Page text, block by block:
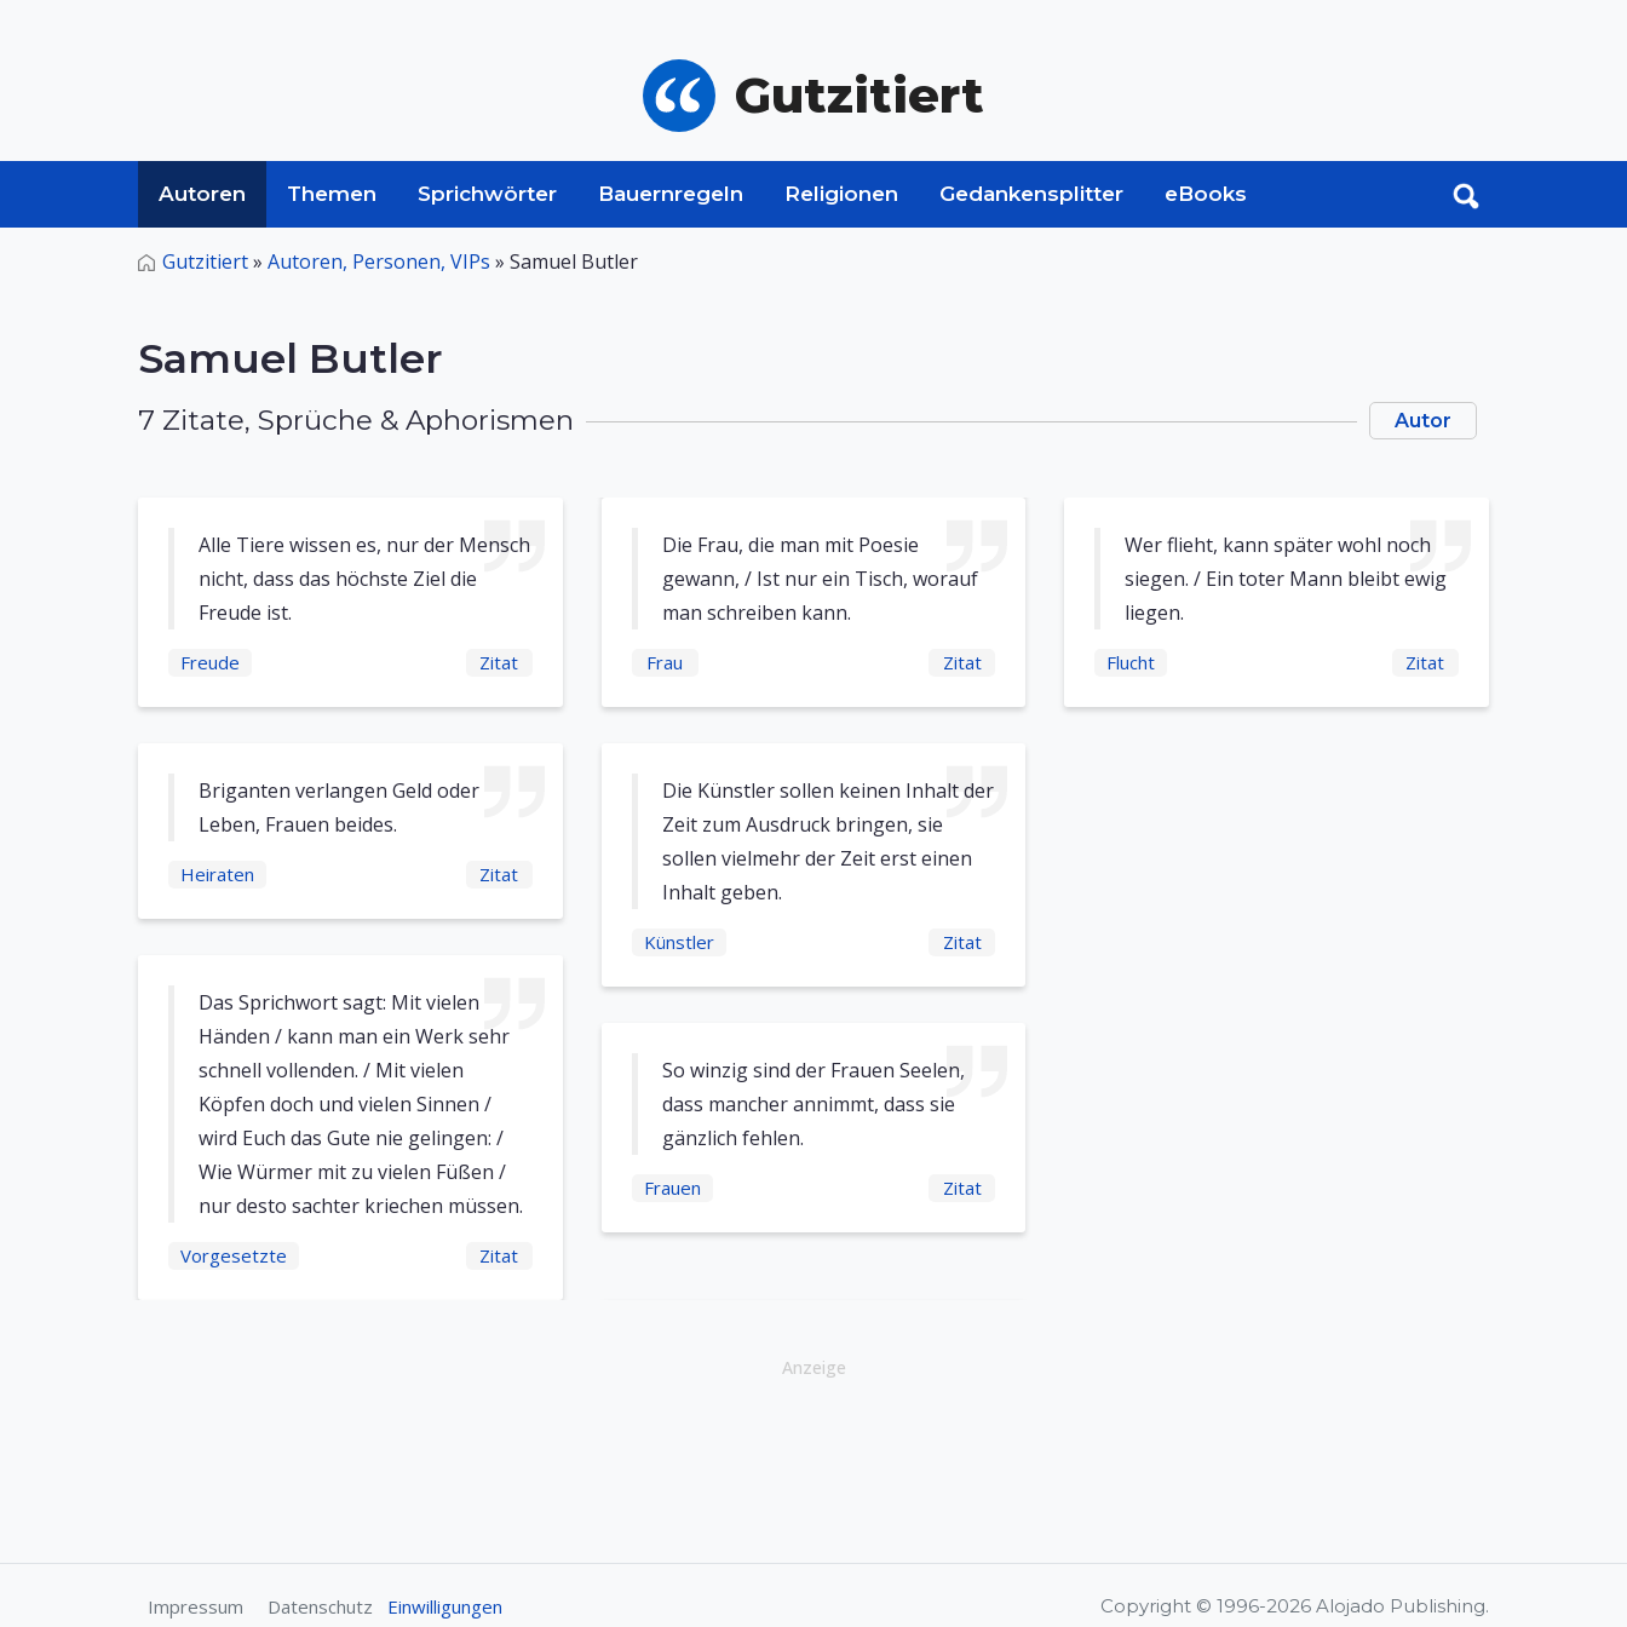
Gutzitiert
Autoren Themen Sprichwörter Bauernregeln Religionen Gedankensplitter eBooks
Gutzitiert» Autoren, Personen, VIPs » Samuel Butler
Samuel Butler
7 Zitate, Sprüche & Aphorismen Autor
Alle Tiere wissen es, nur der Mensch
nicht, dass das höchste Ziel die
Freude ist.
Freude Zitat
Briganten verlangen Geld oder
Leben, Frauen beides.
Heiraten Zitat
Das Sprichwort sagt: Mit vielen
Händen / kann man ein Werk sehr
schnell vollenden. / Mit vielen
Köpfen doch und vielen Sinnen /
wird Euch das Gute nie gelingen: /
Wie Würmer mit zu vielen Füßen /
nur desto sachter kriechen müssen.
Vorgesetzte Zitat
Die Frau, die man mit Poesie
gewann, / Ist nur ein Tisch, worauf
man schreiben kann.
Frau Zitat
Die Künstler sollen keinen Inhalt der
Zeit zum Ausdruck bringen, sie
sollen vielmehr der Zeit erst einen
Inhalt geben.
Künstler Zitat
So winzig sind der Frauen Seelen,
dass mancher annimmt, dass sie
gänzlich fehlen.
Frauen Zitat
Wer flieht, kann später wohl noch
siegen. / Ein toter Mann bleibt ewig
liegen.
Flucht Zitat
Anzeige
Impressum Datenschutz Einwilligungen Copyright © 1996-2026 Alojado Publishing.